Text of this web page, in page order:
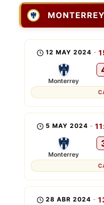
MONTERREY
12 MAY 2024 -
Monterrey
5 MAY 2024 -
Monterrey
28 ABR 2024 -